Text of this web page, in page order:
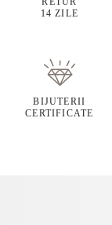
14 ZILE
BIJUTERII
CERTIFICATE